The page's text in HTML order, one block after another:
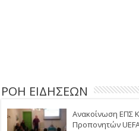
ΡΟΗ ΕΙΔΗΣΕΩΝ
Ανακοίνωση ΕΠΣ
Προπονητών